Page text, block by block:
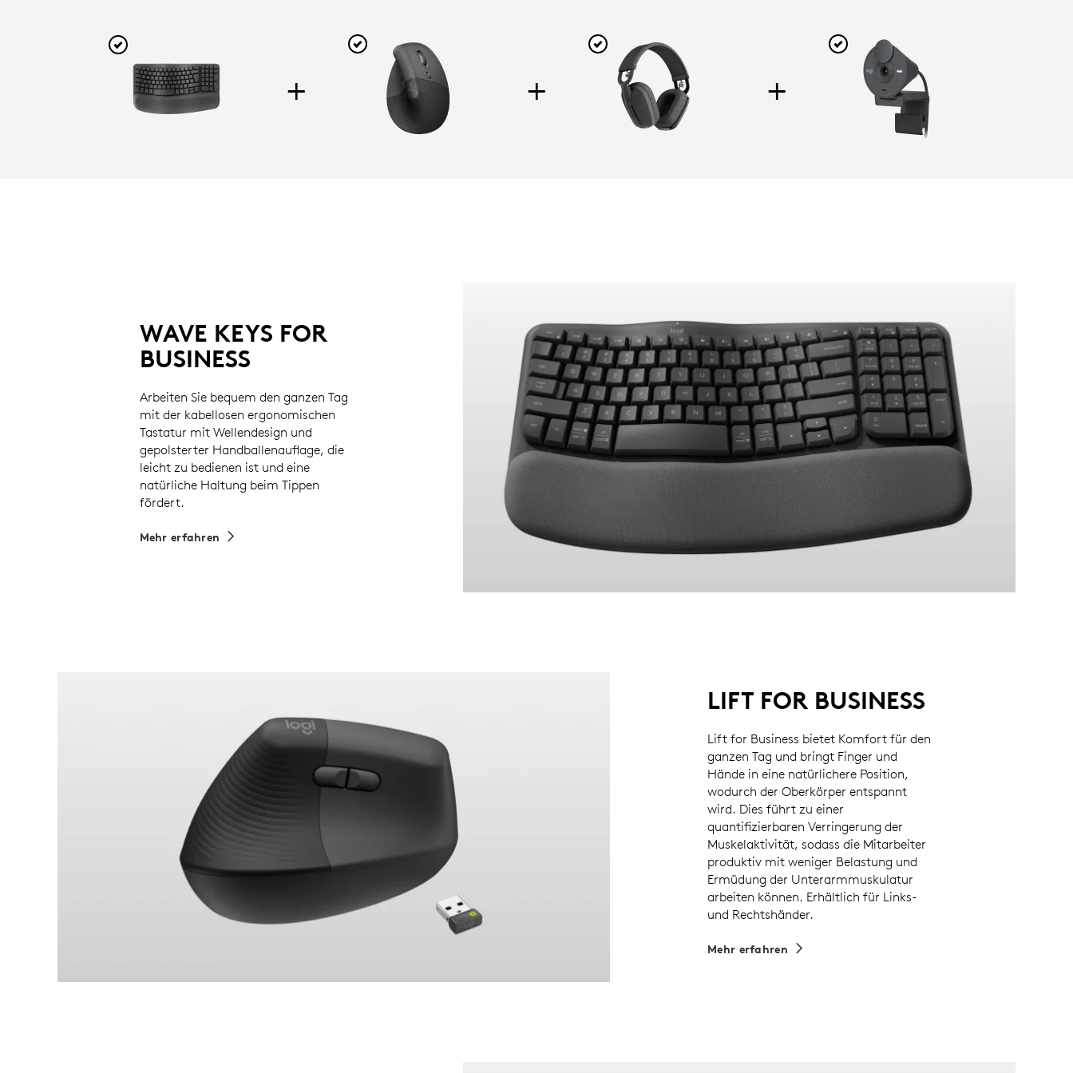
SPRACHE WÄHLEN
+ +
EINE PLATTFORM AUSWÄHLEN
+
WAVE KEYS FOR
BUSINESS
Arbeiten Sie bequem den ganzen Tag
mit der kabellosen ergonomischen
Tastatur mit Wellendesign und
gepolsterter Handballenauflage, die
leicht zu bedienen ist und eine
natürliche Haltung beim Tippen
fördert.
Mehr erfahren
LIFT FOR BUSINESS
Lift for Business bietet Komfort für den
ganzen Tag und bringt Finger und
Hände in eine natürlichere Position,
wodurch der Oberkörper entspannt
wird. Dies führt zu einer
quantifizierbaren Verringerung der
Muskelaktivität, sodass die Mitarbeiter
produktiv mit weniger Belastung und
Ermüdung der Unterarmmuskulatur
arbeiten können. Erhältlich für Links-
und Rechtshänder.
Mehr erfahren